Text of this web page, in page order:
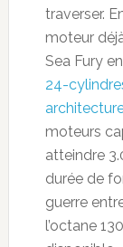
traverser.
moteur
Sea Fury
24-
moteurs
atteindre
durée de
guerre
l’octane